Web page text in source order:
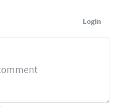
Login